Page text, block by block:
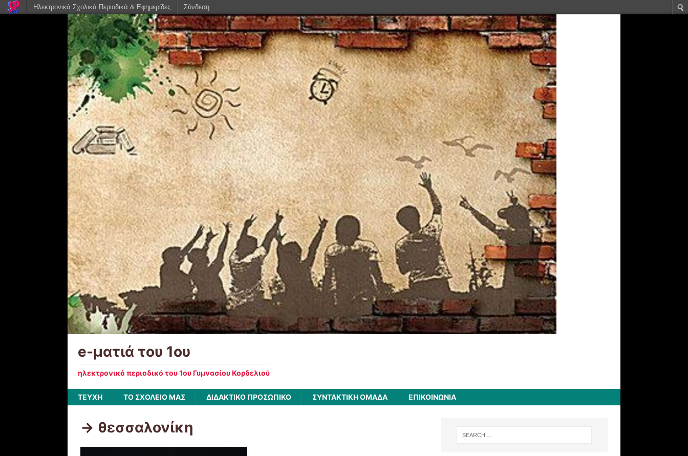
e-ματιά του 1ου
ηλεκτρονικό περιοδικό του 1ου Γυμνασίου Κορδελιού
ΤΕΥΧΗ ΤΟ ΣΧΟΛΕΙΟ ΜΑΣ ΔΙΔΑΚΤΙΚΟ ΠΡΟΣΩΠΙΚΟ ΣΥΝΤΑΚΤΙΚΗ ΟΜΑΔΑ ΕΠΙΚΟΙΝΩΝΙΑ
-> θεσσαλονίκη
Ηλεκτρονικά Σχολικά Περιοδικά & Εφημερίδες Σύνδεση